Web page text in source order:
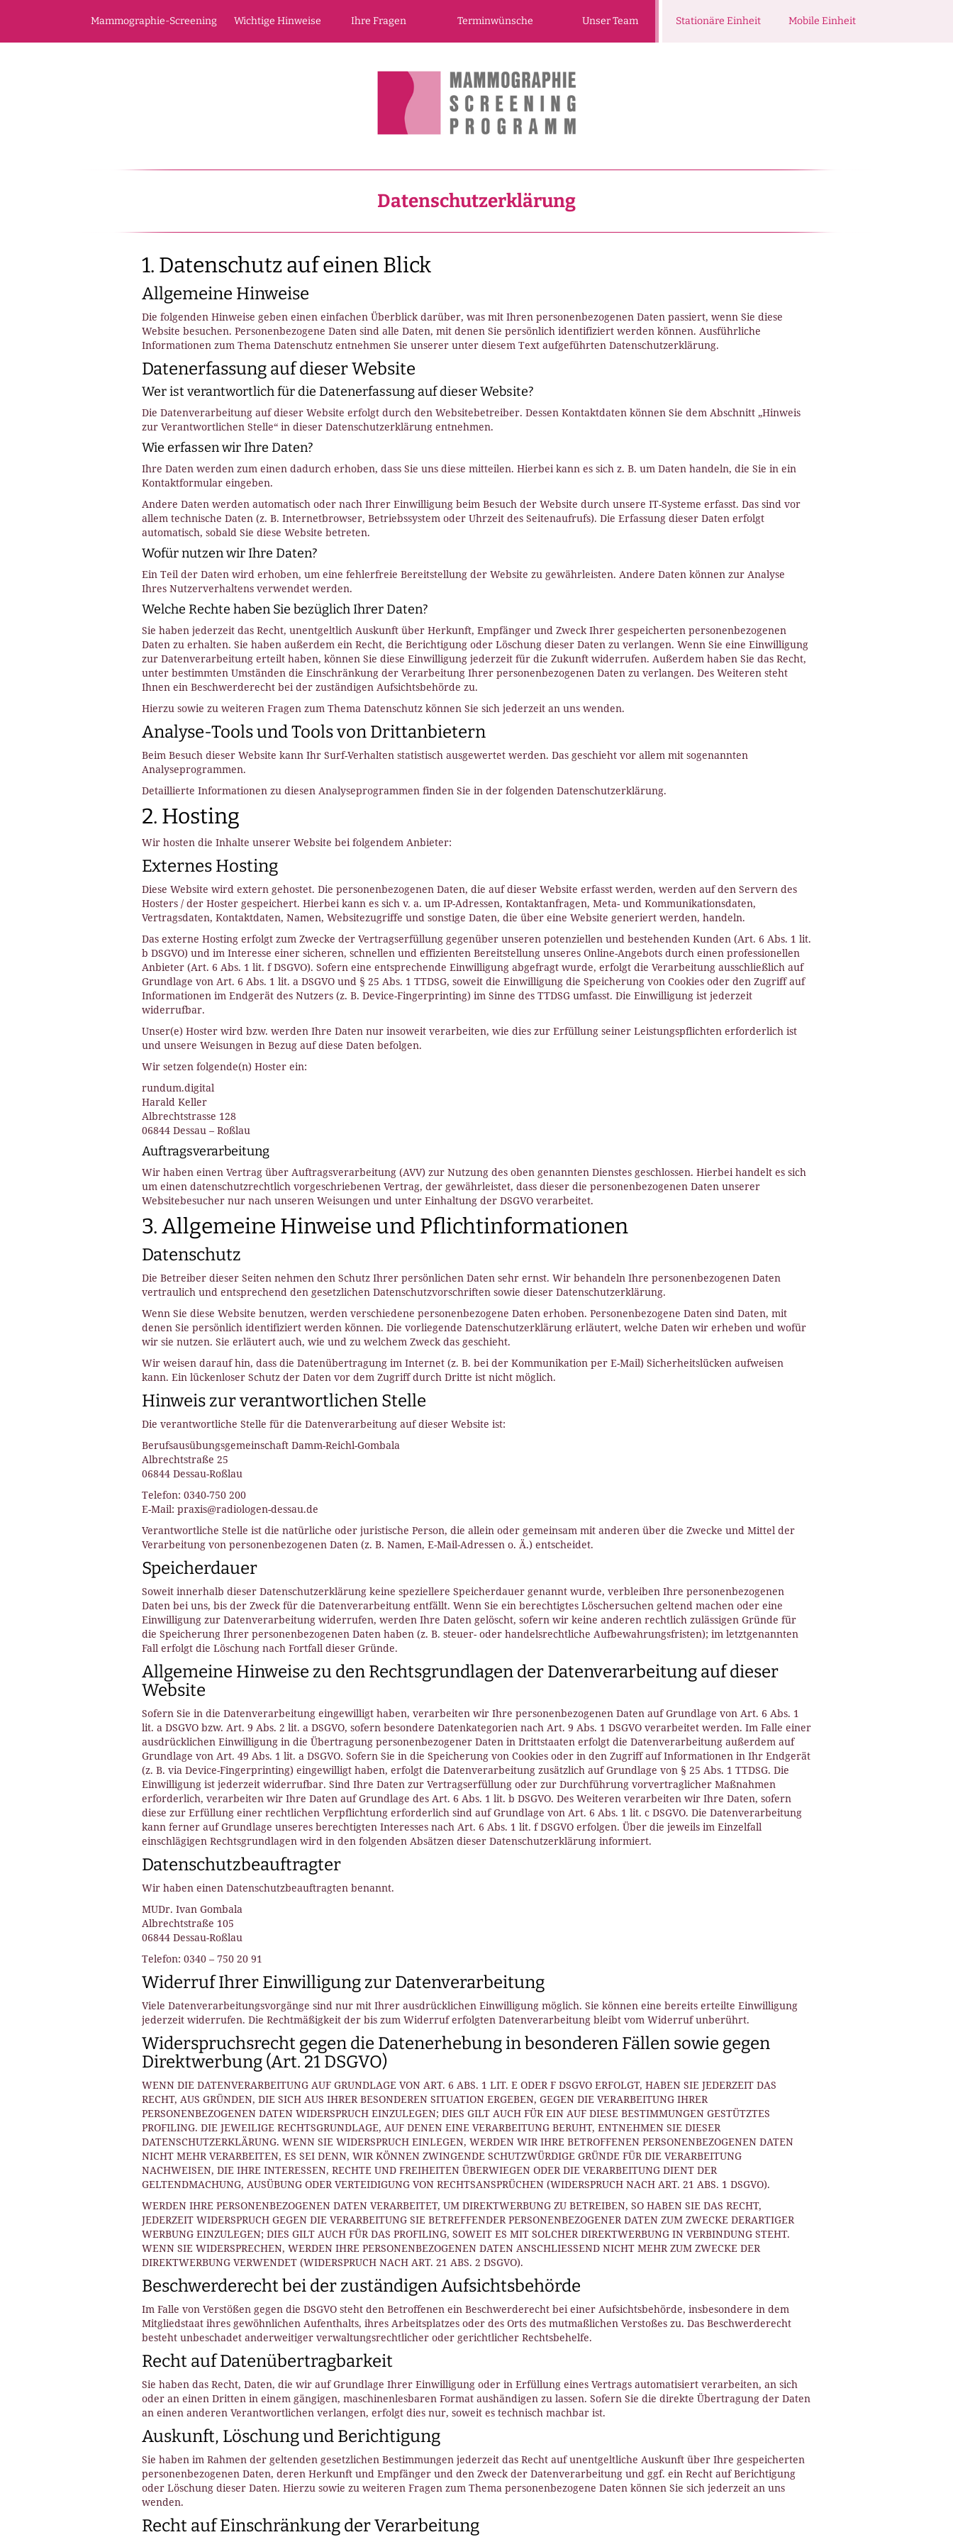
Mammographie-Screening Wichtige Hinweise Ihre Fragen Terminwünsche Unser Team Stationäre Einheit Mobile Einheit
Datenschutzerklärung
1. Datenschutz auf einen Blick
Allgemeine Hinweise
Die folgenden Hinweise geben einen einfachen Überblick darüber, was mit Ihren personenbezogenen Daten passiert, wenn Sie diese
Website besuchen. Personenbezogene Daten sind alle Daten, mit denen Sie persönlich identifiziert werden können. Ausführliche
Informationen zum Thema Datenschutz entnehmen Sie unserer unter diesem Text aufgeführten Datenschutzerklärung.
Datenerfassung auf dieser Website
Wer ist verantwortlich für die Datenerfassung auf dieser Website?
Die Datenverarbeitung auf dieser Website erfolgt durch den Websitebetreiber. Dessen Kontaktdaten können Sie dem Abschnitt „Hinweis
zur Verantwortlichen Stelle“ in dieser Datenschutzerklärung entnehmen.
Wie erfassen wir Ihre Daten?
Ihre Daten werden zum einen dadurch erhoben, dass Sie uns diese mitteilen. Hierbei kann es sich z. B. um Daten handeln, die Sie in ein
Kontaktformular eingeben.
Andere Daten werden automatisch oder nach Ihrer Einwilligung beim Besuch der Website durch unsere IT-Systeme erfasst. Das sind vor
allem technische Daten (z. B. Internetbrowser, Betriebssystem oder Uhrzeit des Seitenaufrufs). Die Erfassung dieser Daten erfolgt
automatisch, sobald Sie diese Website betreten.
Wofür nutzen wir Ihre Daten?
Ein Teil der Daten wird erhoben, um eine fehlerfreie Bereitstellung der Website zu gewährleisten. Andere Daten können zur Analyse
Ihres Nutzerverhaltens verwendet werden.
Welche Rechte haben Sie bezüglich Ihrer Daten?
Sie haben jederzeit das Recht, unentgeltlich Auskunft über Herkunft, Empfänger und Zweck Ihrer gespeicherten personenbezogenen
Daten zu erhalten. Sie haben außerdem ein Recht, die Berichtigung oder Löschung dieser Daten zu verlangen. Wenn Sie eine Einwilligung
zur Datenverarbeitung erteilt haben, können Sie diese Einwilligung jederzeit für die Zukunft widerrufen. Außerdem haben Sie das Recht,
unter bestimmten Umständen die Einschränkung der Verarbeitung Ihrer personenbezogenen Daten zu verlangen. Des Weiteren steht
Ihnen ein Beschwerderecht bei der zuständigen Aufsichtsbehörde zu.
Hierzu sowie zu weiteren Fragen zum Thema Datenschutz können Sie sich jederzeit an uns wenden.
Analyse-Tools und Tools von Dritt­anbietern
Beim Besuch dieser Website kann Ihr Surf-Verhalten statistisch ausgewertet werden. Das geschieht vor allem mit sogenannten
Analyseprogrammen.
Detaillierte Informationen zu diesen Analyseprogrammen finden Sie in der folgenden Datenschutzerklärung.
2. Hosting
Wir hosten die Inhalte unserer Website bei folgendem Anbieter:
Externes Hosting
Diese Website wird extern gehostet. Die personenbezogenen Daten, die auf dieser Website erfasst werden, werden auf den Servern des
Hosters / der Hoster gespeichert. Hierbei kann es sich v. a. um IP-Adressen, Kontaktanfragen, Meta- und Kommunikationsdaten,
Vertragsdaten, Kontaktdaten, Namen, Websitezugriffe und sonstige Daten, die über eine Website generiert werden, handeln.
Das externe Hosting erfolgt zum Zwecke der Vertragserfüllung gegenüber unseren potenziellen und bestehenden Kunden (Art. 6 Abs. 1 lit.
b DSGVO) und im Interesse einer sicheren, schnellen und effizienten Bereitstellung unseres Online-Angebots durch einen professionellen
Anbieter (Art. 6 Abs. 1 lit. f DSGVO). Sofern eine entsprechende Einwilligung abgefragt wurde, erfolgt die Verarbeitung ausschließlich auf
Grundlage von Art. 6 Abs. 1 lit. a DSGVO und § 25 Abs. 1 TTDSG, soweit die Einwilligung die Speicherung von Cookies oder den Zugriff auf
Informationen im Endgerät des Nutzers (z. B. Device-Fingerprinting) im Sinne des TTDSG umfasst. Die Einwilligung ist jederzeit
widerrufbar.
Unser(e) Hoster wird bzw. werden Ihre Daten nur insoweit verarbeiten, wie dies zur Erfüllung seiner Leistungspflichten erforderlich ist
und unsere Weisungen in Bezug auf diese Daten befolgen.
Wir setzen folgende(n) Hoster ein:
rundum.digital
Harald Keller
Albrechtstrasse 128
06844 Dessau – Roßlau
Auftragsverarbeitung
Wir haben einen Vertrag über Auftragsverarbeitung (AVV) zur Nutzung des oben genannten Dienstes geschlossen. Hierbei handelt es sich
um einen datenschutzrechtlich vorgeschriebenen Vertrag, der gewährleistet, dass dieser die personenbezogenen Daten unserer
Websitebesucher nur nach unseren Weisungen und unter Einhaltung der DSGVO verarbeitet.
3. Allgemeine Hinweise und Pflicht­informationen
Datenschutz
Die Betreiber dieser Seiten nehmen den Schutz Ihrer persönlichen Daten sehr ernst. Wir behandeln Ihre personenbezogenen Daten
vertraulich und entsprechend den gesetzlichen Datenschutzvorschriften sowie dieser Datenschutzerklärung.
Wenn Sie diese Website benutzen, werden verschiedene personenbezogene Daten erhoben. Personenbezogene Daten sind Daten, mit
denen Sie persönlich identifiziert werden können. Die vorliegende Datenschutzerklärung erläutert, welche Daten wir erheben und wofür
wir sie nutzen. Sie erläutert auch, wie und zu welchem Zweck das geschieht.
Wir weisen darauf hin, dass die Datenübertragung im Internet (z. B. bei der Kommunikation per E-Mail) Sicherheitslücken aufweisen
kann. Ein lückenloser Schutz der Daten vor dem Zugriff durch Dritte ist nicht möglich.
Hinweis zur verantwortlichen Stelle
Die verantwortliche Stelle für die Datenverarbeitung auf dieser Website ist:
Berufsausübungsgemeinschaft Damm-Reichl-Gombala
Albrechtstraße 25
06844 Dessau-Roßlau
Telefon: 0340-750 200
E-Mail: praxis@radiologen-dessau.de
Verantwortliche Stelle ist die natürliche oder juristische Person, die allein oder gemeinsam mit anderen über die Zwecke und Mittel der
Verarbeitung von personenbezogenen Daten (z. B. Namen, E-Mail-Adressen o. Ä.) entscheidet.
Speicherdauer
Soweit innerhalb dieser Datenschutzerklärung keine speziellere Speicherdauer genannt wurde, verbleiben Ihre personenbezogenen
Daten bei uns, bis der Zweck für die Datenverarbeitung entfällt. Wenn Sie ein berechtigtes Löschersuchen geltend machen oder eine
Einwilligung zur Datenverarbeitung widerrufen, werden Ihre Daten gelöscht, sofern wir keine anderen rechtlich zulässigen Gründe für
die Speicherung Ihrer personenbezogenen Daten haben (z. B. steuer- oder handelsrechtliche Aufbewahrungsfristen); im letztgenannten
Fall erfolgt die Löschung nach Fortfall dieser Gründe.
Allgemeine Hinweise zu den Rechtsgrundlagen der Datenverarbeitung auf dieser
Website
Sofern Sie in die Datenverarbeitung eingewilligt haben, verarbeiten wir Ihre personenbezogenen Daten auf Grundlage von Art. 6 Abs. 1
lit. a DSGVO bzw. Art. 9 Abs. 2 lit. a DSGVO, sofern besondere Datenkategorien nach Art. 9 Abs. 1 DSGVO verarbeitet werden. Im Falle einer
ausdrücklichen Einwilligung in die Übertragung personenbezogener Daten in Drittstaaten erfolgt die Datenverarbeitung außerdem auf
Grundlage von Art. 49 Abs. 1 lit. a DSGVO. Sofern Sie in die Speicherung von Cookies oder in den Zugriff auf Informationen in Ihr Endgerät
(z. B. via Device-Fingerprinting) eingewilligt haben, erfolgt die Datenverarbeitung zusätzlich auf Grundlage von § 25 Abs. 1 TTDSG. Die
Einwilligung ist jederzeit widerrufbar. Sind Ihre Daten zur Vertragserfüllung oder zur Durchführung vorvertraglicher Maßnahmen
erforderlich, verarbeiten wir Ihre Daten auf Grundlage des Art. 6 Abs. 1 lit. b DSGVO. Des Weiteren verarbeiten wir Ihre Daten, sofern
diese zur Erfüllung einer rechtlichen Verpflichtung erforderlich sind auf Grundlage von Art. 6 Abs. 1 lit. c DSGVO. Die Datenverarbeitung
kann ferner auf Grundlage unseres berechtigten Interesses nach Art. 6 Abs. 1 lit. f DSGVO erfolgen. Über die jeweils im Einzelfall
einschlägigen Rechtsgrundlagen wird in den folgenden Absätzen dieser Datenschutzerklärung informiert.
Datenschutz­beauftragter
Wir haben einen Datenschutzbeauftragten benannt.
MUDr. Ivan Gombala
Albrechtstraße 105
06844 Dessau-Roßlau
Telefon: 0340 – 750 20 91
Widerruf Ihrer Einwilligung zur Datenverarbeitung
Viele Datenverarbeitungsvorgänge sind nur mit Ihrer ausdrücklichen Einwilligung möglich. Sie können eine bereits erteilte Einwilligung
jederzeit widerrufen. Die Rechtmäßigkeit der bis zum Widerruf erfolgten Datenverarbeitung bleibt vom Widerruf unberührt.
Widerspruchsrecht gegen die Datenerhebung in besonderen Fällen sowie gegen
Direktwerbung (Art. 21 DSGVO)
WENN DIE DATENVERARBEITUNG AUF GRUNDLAGE VON ART. 6 ABS. 1 LIT. E ODER F DSGVO ERFOLGT, HABEN SIE JEDERZEIT DAS
RECHT, AUS GRÜNDEN, DIE SICH AUS IHRER BESONDEREN SITUATION ERGEBEN, GEGEN DIE VERARBEITUNG IHRER
PERSONENBEZOGENEN DATEN WIDERSPRUCH EINZULEGEN; DIES GILT AUCH FÜR EIN AUF DIESE BESTIMMUNGEN GESTÜTZTES
PROFILING. DIE JEWEILIGE RECHTSGRUNDLAGE, AUF DENEN EINE VERARBEITUNG BERUHT, ENTNEHMEN SIE DIESER
DATENSCHUTZERKLÄRUNG. WENN SIE WIDERSPRUCH EINLEGEN, WERDEN WIR IHRE BETROFFENEN PERSONENBEZOGENEN DATEN
NICHT MEHR VERARBEITEN, ES SEI DENN, WIR KÖNNEN ZWINGENDE SCHUTZWÜRDIGE GRÜNDE FÜR DIE VERARBEITUNG
NACHWEISEN, DIE IHRE INTERESSEN, RECHTE UND FREIHEITEN ÜBERWIEGEN ODER DIE VERARBEITUNG DIENT DER
GELTENDMACHUNG, AUSÜBUNG ODER VERTEIDIGUNG VON RECHTSANSPRÜCHEN (WIDERSPRUCH NACH ART. 21 ABS. 1 DSGVO).
WERDEN IHRE PERSONENBEZOGENEN DATEN VERARBEITET, UM DIREKTWERBUNG ZU BETREIBEN, SO HABEN SIE DAS RECHT,
JEDERZEIT WIDERSPRUCH GEGEN DIE VERARBEITUNG SIE BETREFFENDER PERSONENBEZOGENER DATEN ZUM ZWECKE DERARTIGER
WERBUNG EINZULEGEN; DIES GILT AUCH FÜR DAS PROFILING, SOWEIT ES MIT SOLCHER DIREKTWERBUNG IN VERBINDUNG STEHT.
WENN SIE WIDERSPRECHEN, WERDEN IHRE PERSONENBEZOGENEN DATEN ANSCHLIESSEND NICHT MEHR ZUM ZWECKE DER
DIREKTWERBUNG VERWENDET (WIDERSPRUCH NACH ART. 21 ABS. 2 DSGVO).
Beschwerde­recht bei der zuständigen Aufsichts­behörde
Im Falle von Verstößen gegen die DSGVO steht den Betroffenen ein Beschwerderecht bei einer Aufsichtsbehörde, insbesondere in dem
Mitgliedstaat ihres gewöhnlichen Aufenthalts, ihres Arbeitsplatzes oder des Orts des mutmaßlichen Verstoßes zu. Das Beschwerderecht
besteht unbeschadet anderweitiger verwaltungsrechtlicher oder gerichtlicher Rechtsbehelfe.
Recht auf Daten­übertrag­barkeit
Sie haben das Recht, Daten, die wir auf Grundlage Ihrer Einwilligung oder in Erfüllung eines Vertrags automatisiert verarbeiten, an sich
oder an einen Dritten in einem gängigen, maschinenlesbaren Format aushändigen zu lassen. Sofern Sie die direkte Übertragung der Daten
an einen anderen Verantwortlichen verlangen, erfolgt dies nur, soweit es technisch machbar ist.
Auskunft, Löschung und Berichtigung
Sie haben im Rahmen der geltenden gesetzlichen Bestimmungen jederzeit das Recht auf unentgeltliche Auskunft über Ihre gespeicherten
personenbezogenen Daten, deren Herkunft und Empfänger und den Zweck der Datenverarbeitung und ggf. ein Recht auf Berichtigung
oder Löschung dieser Daten. Hierzu sowie zu weiteren Fragen zum Thema personenbezogene Daten können Sie sich jederzeit an uns
wenden.
Recht auf Einschränkung der Verarbeitung